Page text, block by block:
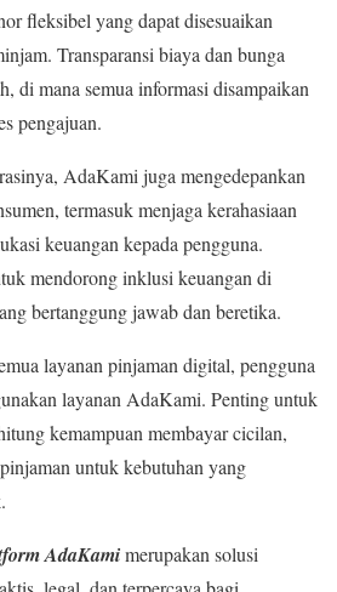
fleksibel yang dapat disesuaikan
Transparansi biaya dan bunga
di mana semua informasi disampaikan
pengajuan.
AdaKami juga mengedepankan
termasuk menjaga kerahasiaan
keuangan kepada pengguna.
mendorong inklusi keuangan di
bertanggung jawab dan beretika.
layanan pinjaman digital, pengguna
layanan AdaKami. Penting untuk
kemampuan membayar cicilan,
untuk kebutuhan yang
AdaKamimerupakan solusi